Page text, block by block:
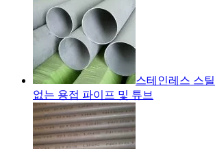
스테인레스 스
없는 용접 파이프 및 튜브